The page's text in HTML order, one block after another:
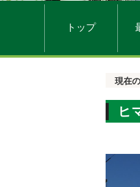
トップ
現在
ヒ